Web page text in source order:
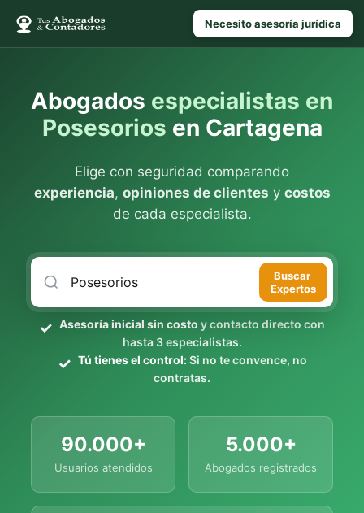
Necesito asesoría jurídica
Abogados especialistas en
Posesorios en Cartagena
Elige con seguridad comparando
experiencia, opiniones de clientes y costos
de cada especialista.
Buscar
Expertos
Asesoría inicial sin costo y contacto directo con
hasta 3 especialistas.
Tú tienes el control:Si no te convence, no
contratas.
90.000+
Usuarios atendidos
5.000+
Abogados registrados